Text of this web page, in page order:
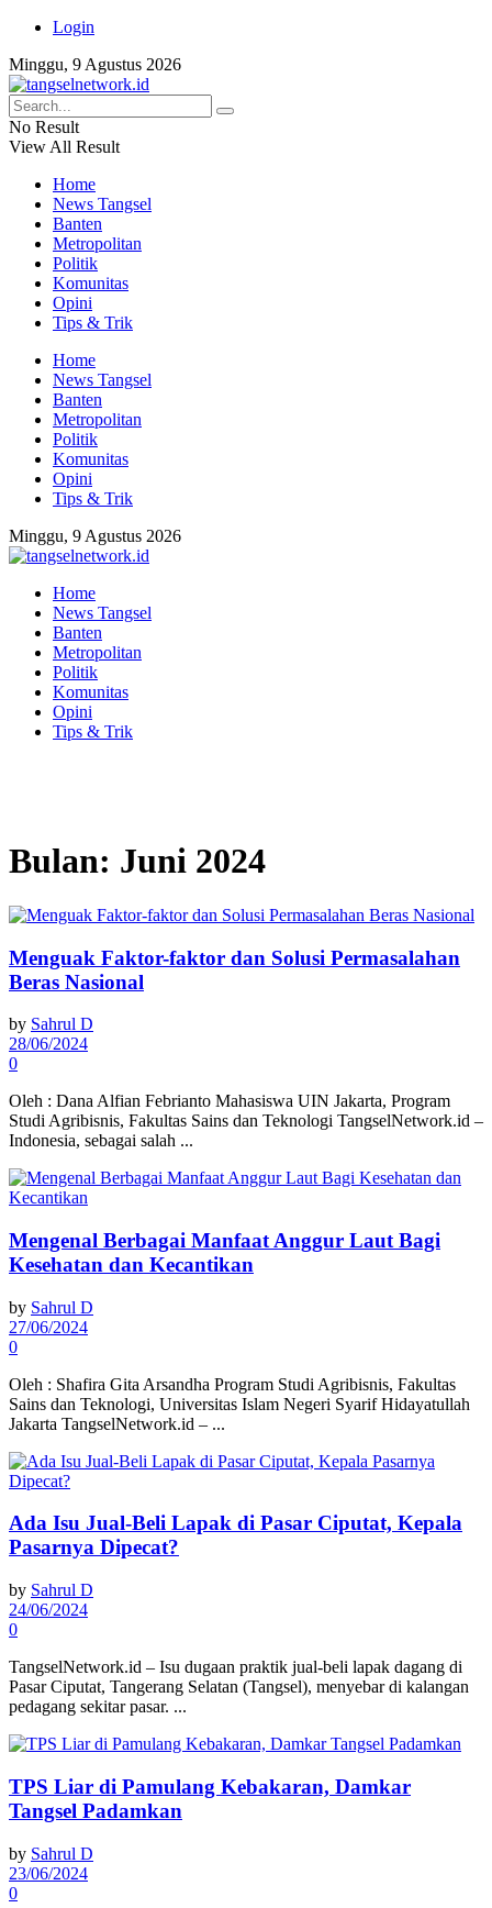
Login
Minggu, 9 Agustus 2026
No Result
View All Result
Home
News Tangsel
Banten
Metropolitan
Politik
Komunitas
Opini
Tips & Trik
Home
News Tangsel
Banten
Metropolitan
Politik
Komunitas
Opini
Tips & Trik
Minggu, 9 Agustus 2026
Home
News Tangsel
Banten
Metropolitan
Politik
Komunitas
Opini
Tips & Trik
Bulan: Juni 2024
Menguak Faktor-faktor dan Solusi Permasalahan
Beras Nasional
by Sahrul D
28/06/2024
0
Oleh : Dana Alfian Febrianto Mahasiswa UIN Jakarta, Program
Studi Agribisnis, Fakultas Sains dan Teknologi TangselNetwork.id –
Indonesia, sebagai salah ...
Mengenal Berbagai Manfaat Anggur Laut Bagi
Kesehatan dan Kecantikan
by Sahrul D
27/06/2024
0
Oleh : Shafira Gita Arsandha Program Studi Agribisnis, Fakultas
Sains dan Teknologi, Universitas Islam Negeri Syarif Hidayatullah
Jakarta TangselNetwork.id – ...
Ada Isu Jual-Beli Lapak di Pasar Ciputat, Kepala
Pasarnya Dipecat?
by Sahrul D
24/06/2024
0
TangselNetwork.id – Isu dugaan praktik jual-beli lapak dagang di
Pasar Ciputat, Tangerang Selatan (Tangsel), menyebar di kalangan
pedagang sekitar pasar. ...
TPS Liar di Pamulang Kebakaran, Damkar
Tangsel Padamkan
by Sahrul D
23/06/2024
0